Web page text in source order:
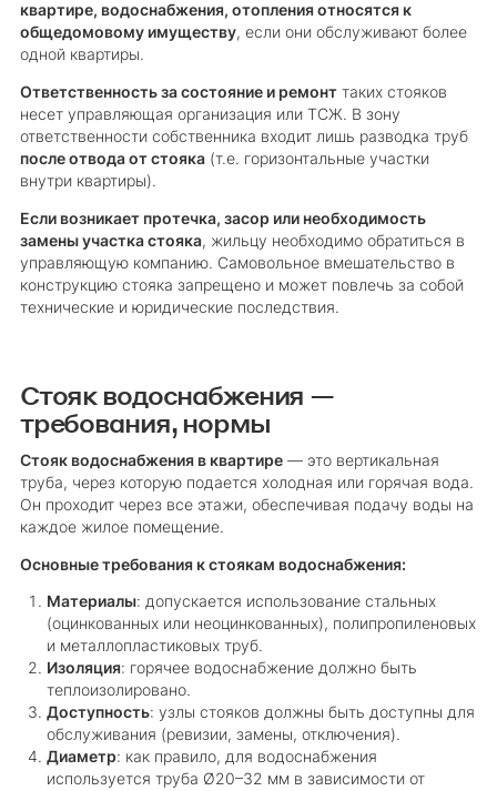
квартире, водоснабжения, отопления относятся к
общедомовому имуществу, если они обслуживают более
одной квартиры.
Ответственность за состояние и ремонттаких стояков
несет управляющая организация или ТСЖ. В зону
ответственности собственника входит лишь разводка труб
после отвода от стояка(т.е. горизонтальные участки
внутри квартиры).
Если возникает протечка, засор или необходимость
замены участка стояка, жильцу необходимо обратиться в
управляющую компанию. Самовольное вмешательство в
конструкцию стояка запрещено и может повлечь за собой
технические и юридические последствия.
Стояк водоснабжения —
требования, нормы
Стояк водоснабжения в квартире— это вертикальная
труба, через которую подается холодная или горячая вода.
Он проходит через все этажи, обеспечивая подачу воды на
каждое жилое помещение.
Основные требования к стоякам водоснабжения:
Материалы: допускается использование стальных
(оцинкованных или неоцинкованных), полипропиленовых
и металлопластиковых труб.
Изоляция: горячее водоснабжение должно быть
теплоизолировано.
Доступность: узлы стояков должны быть доступны для
обслуживания (ревизии, замены, отключения).
Диаметр: как правило, для водоснабжения
используется труба Ø20–32 мм в зависимости от